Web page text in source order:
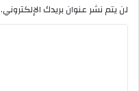
ع
ن
لن يتم نشر عنوان بريدك الإلكتروني.